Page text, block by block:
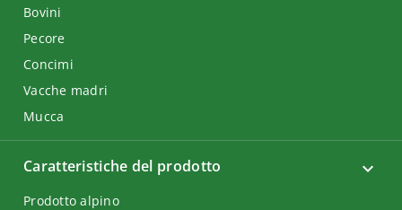
Bovini
Pecore
Concimi
Vacche madri
Mucca
Caratteristiche del prodotto
Prodotto alpino